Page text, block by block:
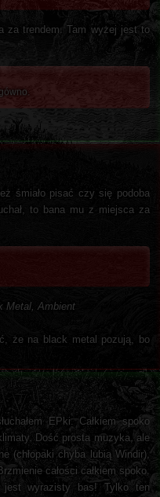
za trendem. Tam wyżej jest to
śmiało pisać czy się podoba
to bana mu z miejsca za
Metal, Ambient
że na black metal pozują, bo
EPki. Całkiem spoko
Dość prosta muzyka, ale
(chłopaki chyba lubią Windir),
całości całkiem spoko.
jest wyrazisty bas! Tylko ten